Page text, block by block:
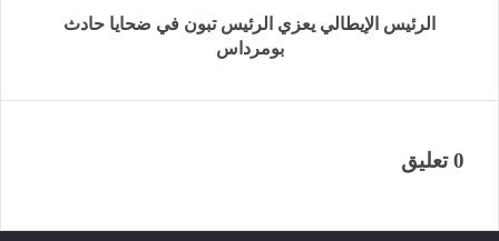
الرئيس الإيطالي يعزي الرئيس تبون في ضحايا حادث
بومرداس
0 تعليق